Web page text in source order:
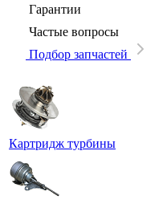
Гарантии
Частые вопросы
Подбор запчастей
Картридж турбины